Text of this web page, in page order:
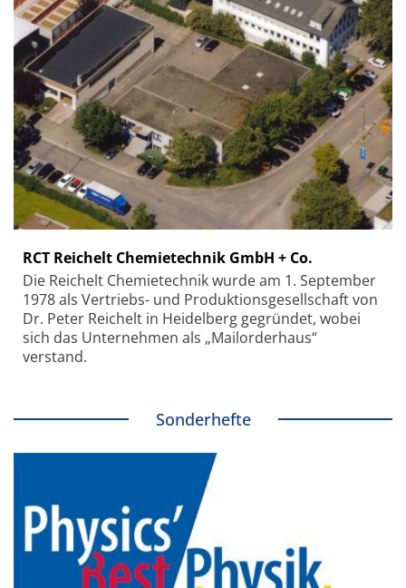
RCT Reichelt Chemietechnik GmbH + Co.
Die Reichelt Chemietechnik wurde am 1. September
1978 als Vertriebs- und Produktionsgesellschaft von
Dr. Peter Reichelt in Heidelberg gegründet, wobei
sich das Unternehmen als „Mailorderhaus“
verstand.
Sonderhefte